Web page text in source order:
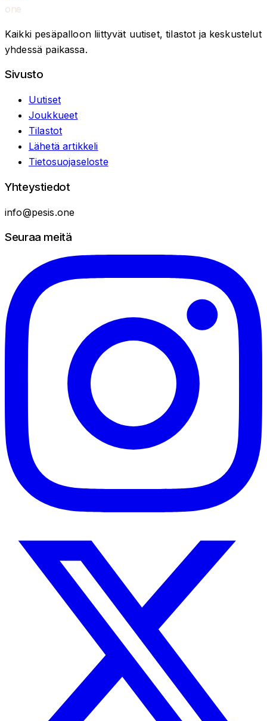
one
Kaikki pesäpalloon liittyvät uutiset, tilastot ja keskustelut
yhdessä paikassa.
Sivusto
Uutiset
Joukkueet
Tilastot
Lähetä artikkeli
Tietosuojaseloste
Yhteystiedot
info@pesis.one
Seuraa meitä